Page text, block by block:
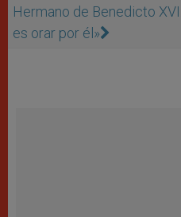
Hermano de Benedicto
es orar por él»